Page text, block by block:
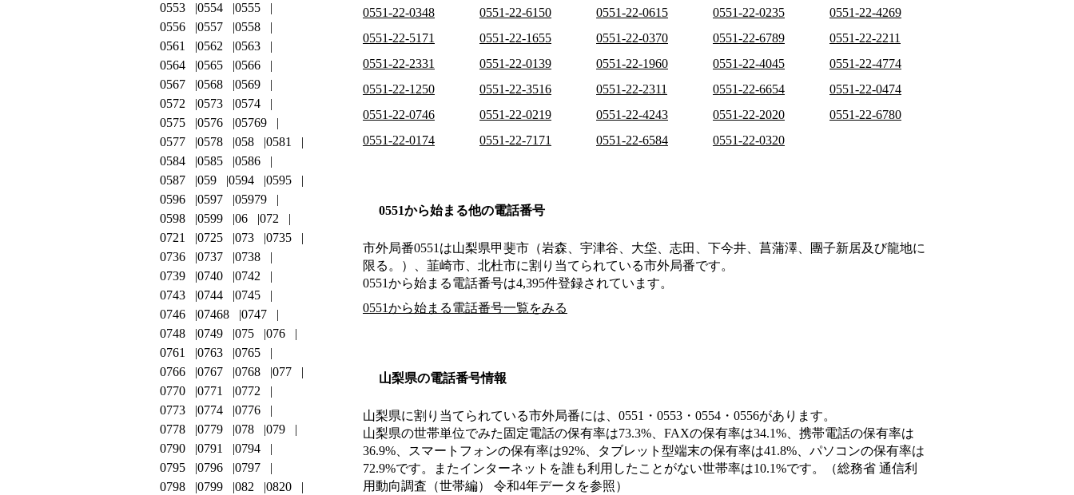
0551-22-0348
0551-22-6150 0551-22-0615 0551-22-0235
0551-22-4269
0551-22-5171
0551-22-1655 0551-22-0370 0551-22-6789
0551-22-2211
0551-22-2331
0551-22-0139 0551-22-1960 0551-22-4045
0551-22-4774
0551-22-1250
0551-22-3516 0551-22-2311 0551-22-6654
0551-22-0474
0551-22-0746
0551-22-0219 0551-22-4243 0551-22-2020
0551-22-6780
0551-22-0174
0551-22-7171 0551-22-6584 0551-22-0320
0551から始まる他の電話番号
市外局番0551 は山梨県甲斐市（岩森、宇津谷、大垈、志田、下今井、菖蒲澤、團子新居及び龍地に
限る。）、韮崎市、北杜市に割り当てられている市外局番です。
0551から始まる電話番号は4,395件登録されています。
0551から始まる電話番号一覧をみる
山梨県の電話番号情報
山梨県に割り当てられている市外局番には、0551・0553・0554・0556があります。
山梨県の世帯単位でみた固定電話の保有率は73.3%、FAXの保有率は34.1%、携帯電話の保有率は
36.9%、スマートフォンの保有率は92%、タブレット型端末の保有率は41.8%、パソコンの保有率は
72.9%です。またインターネットを誰も利用したことがない世帯率は10.1%です。（総務省 通信利
用動向調査（世帯編） 令和4年データを参照）
0553
0554
0555
0556
0557
0558
0561
0562
0563
0564
0565
0566
0567
0568
0569
0572
0573
0574
0575
0576
05769
0577
0578 058
0581
0584
0585
0586
0587
059 0594
0595
0596
0597
05979
0598
0599 06
072
0721
0725 073
0735
0736
0737
0738
0739
0740
0742
0743
0744
0745
0746
07468
0747
0748
0749 075
076
0761
0763
0765
0766
0767 0768
077
0770
0771
0772
0773
0774
0776
0778
0779 078
079
0790
0791
0794
0795
0796
0797
0798
0799 082
0820